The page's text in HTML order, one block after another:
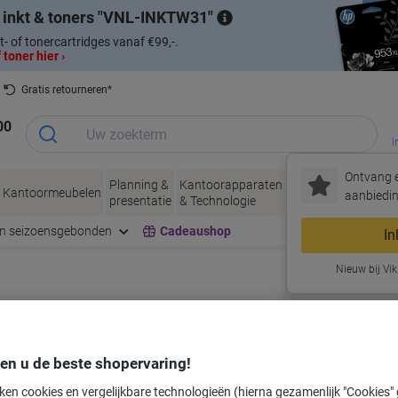
inkt & toners VNL-INKTW31
of tonercartridges vanaf €99,-.
hier ›
Gratis retourneren*
Ontvang
Nieuw bij
Kantoormeubelen
Planning &
presentatie
Kantoorapparaten
& Technologie
Inkt &
Toner
Papier,
& Verpakken
seizoensgebonden Cadeaushop
voor uw printer
Kies merk, reeks en model uit de opties hieronder
u de beste shopervaring!
cookies en vergelijkbare technologieën (hierna gezamenlijk "Cookies"